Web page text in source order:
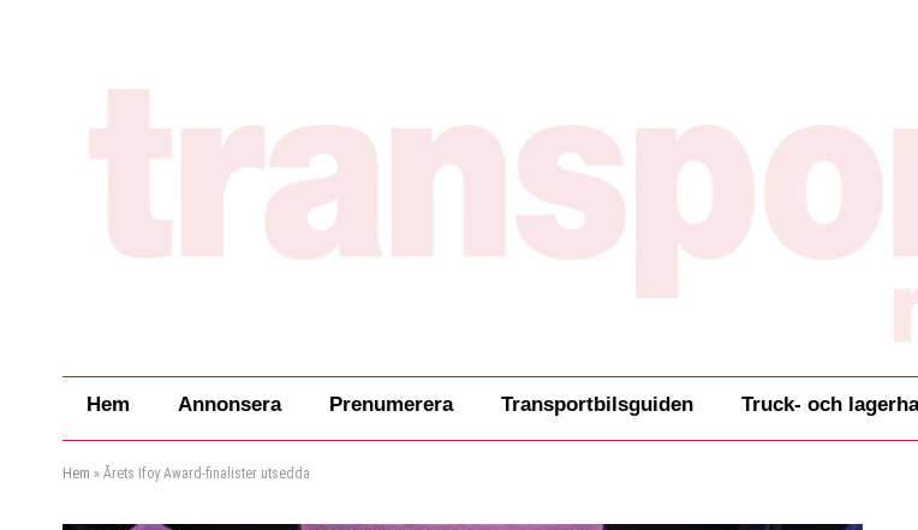
Hem Annonsera Prenumerera Transportbilsguiden Truck- och
Hem » Årets Ifoy Award-finalister utsedda